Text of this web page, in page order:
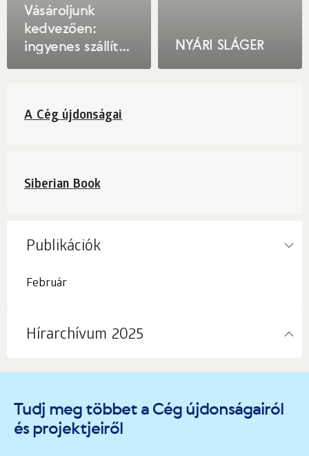
Vásároljunk
kedvezően:
ingyenes szállítás
NYÁRI SLÁGER
A Cég újdonságai
Siberian Book
Publikációk
Február
Hírarchívum 2025
Tudj meg többet a Cég újdonságairól
és projektjeiről